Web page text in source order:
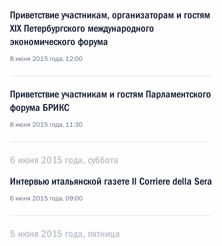
Приветствие участникам, организаторам и гостям
XIX Петербургского международного
экономического форума
8 июня 2015 года, 12:00
Приветствие участникам и гостям Парламентского
форума БРИКС
8 июня 2015 года, 11:30
6 июня 2015 года, суббота
Интервью итальянской газете Il Corriere della Sera
6 июня 2015 года, 09:00
5 июня 2015 года, пятница